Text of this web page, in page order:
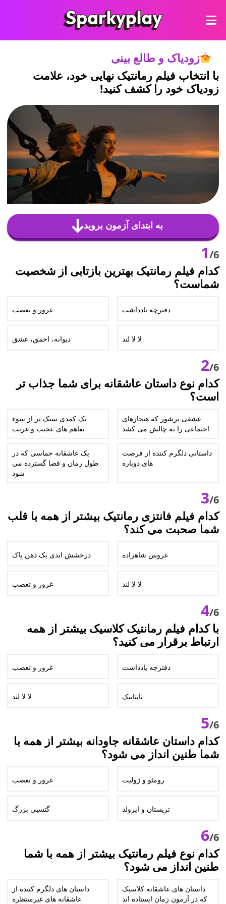
زودیاک و طالع بینی
با انتخاب فیلم رمانتیک نهایی خود، علامت
زودیاک خود را کشف کنید!
به ابتدای آزمون بروید
1/6
کدام فیلم رمانتیک بهترین بازتابی از شخصیت
شماست؟
دفترچه یادداشت غرور و تعصب
لا لا لند دیوانه، احمق، عشق
2/6
کدام نوع داستان عاشقانه برای شما جذاب تر
است؟
عشقی پرشور که هنجارهای
اجتماعی را به چالش می کشد
یک کمدی سبک پر از سوء
تفاهم های عجیب و غریب
داستانی دلگرم کننده از فرصت
های دوباره
یک عاشقانه حماسی که در
طول زمان و فضا گسترده می
شود
3/6
کدام فیلم فانتزی رمانتیک بیشتر از همه با قلب
شما صحبت می کند؟
عروس شاهزاده درخشش ابدی یک ذهن پاک
لا لا لند غرور و تعصب
4/6
با کدام فیلم رمانتیک کلاسیک بیشتر از همه
ارتباط برقرار می کنید؟
دفترچه یادداشت غرور و تعصب
تایتانیک لا لا لند
5/6
کدام داستان عاشقانه جاودانه بیشتر از همه با
شما طنین انداز می شود؟
رومئو و ژولیت غرور و تعصب
تریستان و ایزولد گتسبی بزرگ
6/6
کدام نوع فیلم رمانتیک بیشتر از همه با شما
طنین انداز می شود؟
داستان های عاشقانه کلاسیک
که در آزمون زمان ایستاده اند
داستان های دلگرم کننده از
عاشقانه های غیرمنتظره